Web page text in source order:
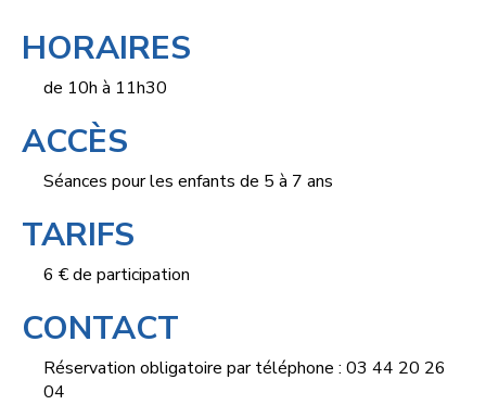
HORAIRES
de 10h à 11h30
ACCÈS
Séances pour les enfants de 5 à 7 ans
TARIFS
6 € de participation
CONTACT
Réservation obligatoire par téléphone : 03 44 20 26
04